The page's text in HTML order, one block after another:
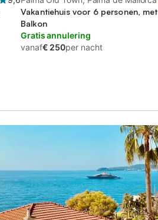
Vakantiehuis voor 6 personen, met
Balkon
Gratis annulering
vanaf€ 250per nacht